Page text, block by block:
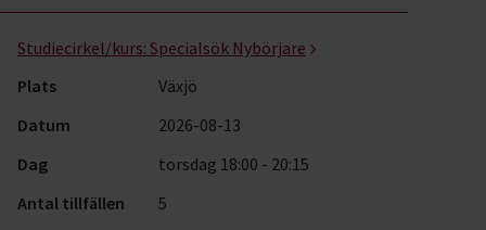
Studiecirkel/kurs: Specialsök Nybörjare
Plats
Växjö
Datum
2026-08-13
Dag
torsdag 18:00 - 20:15
Antal tillfällen
5